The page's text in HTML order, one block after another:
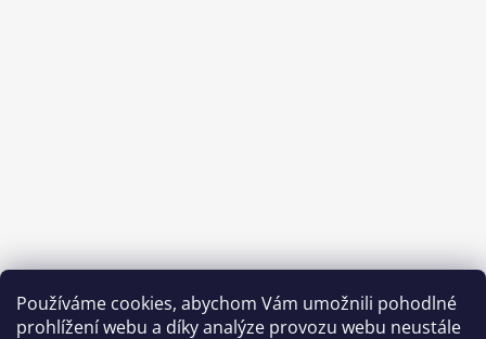
Používáme cookies, abychom Vám umožnili pohodlné
prohlížení webu a díky analýze provozu webu neustále